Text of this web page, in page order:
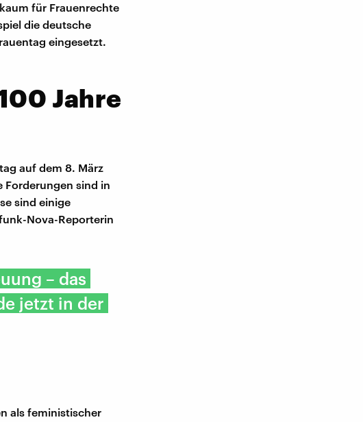
für Frauenrechte
die deutsche
eingesetzt.
Jahre
auf dem 8. März
Forderungen sind in
sind einige
Nova-Reporterin
– das
jetzt in der
als feministischer